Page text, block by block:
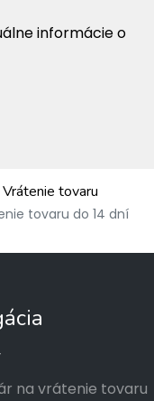
informácie o
Vrátenie tovaru
tovaru do 14 dní
na vrátenie tovaru